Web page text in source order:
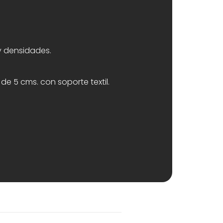
densidades.
5 cms. con soporte textil.